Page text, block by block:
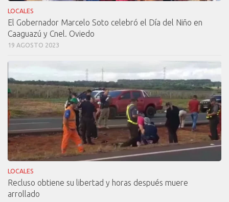
LOCALES
El Gobernador Marcelo Soto celebró el Día del Niño en
Caaguazú y Cnel. Oviedo
19 AGOSTO 2023
LOCALES
Recluso obtiene su libertad y horas después muere
arrollado